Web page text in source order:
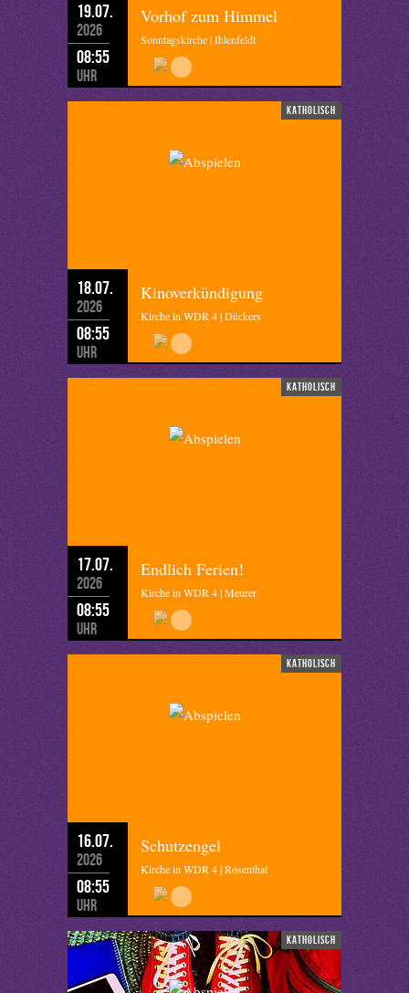
19.07.
2026
08:55
Uhr
Vorhof zum Himmel
Sonntagskirche | Ihlenfeldt
katholisch
18.07.
2026
08:55
Uhr
Kinoverkündigung
Kirche in WDR 4 | Dückers
katholisch
17.07.
2026
08:55
Uhr
Endlich Ferien!
Kirche in WDR 4 | Meurer
katholisch
16.07.
2026
08:55
Uhr
Schutzengel
Kirche in WDR 4 | Rosenthal
katholisch